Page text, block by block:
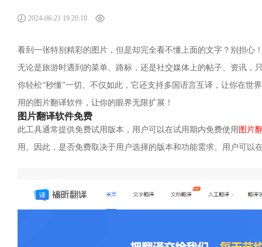
2024-06-21 19:20:18
看到一张特别精彩的图片，但是却完全看不懂上面的文字？别担
无论是旅游时遇到的菜单、路标，还是社交媒体上的帖子、资讯，
你轻松“秒懂”一切。不仅如此，它还支持多国语言互译，让你在
用的图片翻译软件，让你的眼界无限扩展！
图片翻译软件免费
此工具通常提供免费试用版本，用户可以在试用期内免费使用 图片
用。因此，是否免费取决于用户选择的版本和功能需求。用户可